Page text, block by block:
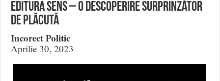
Editura Sens – O descoperire surprinzător
de plăcută
Incorect Politic
Aprilie 30, 2023